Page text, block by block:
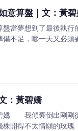
意算盤｜文：黃
當夢想到了最後執
不足，哪一天又必須
：黃碧嬌
嬌 我傾囊倒出剛剛
株開得不太情願的玫瑰